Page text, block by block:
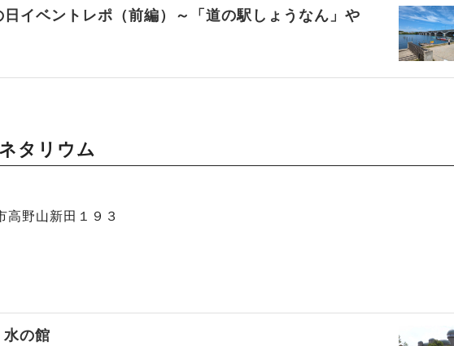
日イベントレポ（前編）～「道の駅しょうなん」や
タリウム
野山新田１９３
水の館